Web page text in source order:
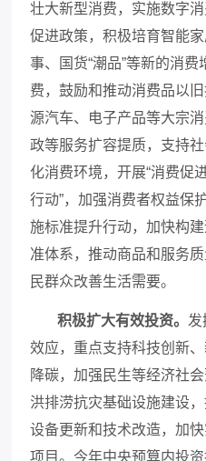
壮大新型消费，实施数字
促进政策，积极培育智能
事、国货“潮品”等新的消
费，鼓励和推动消费品以
源汽车、电子产品等大宗
政等服务扩容提质，支持
化消费环境，开展“消费促
行动”，加强消费者权益保
施标准提升行动，加快构
准体系，推动商品和服务
民群众改善生活需要。
积极扩大有效投资。 发
效应，重点支持科技创新
降碳，加强民生等经济社
洪排涝抗灾基础设施建设
设备更新和技术改造，加
项目。今年中央预算内投